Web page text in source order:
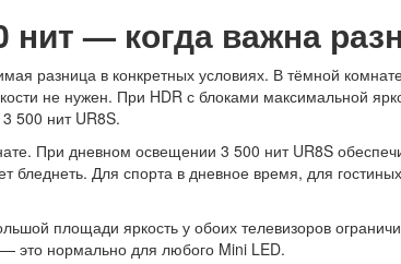
нит — когда важна
разница в конкретных условиях. В тёмной
не нужен. При HDR с блоками максимальной
500 нит UR8S.
При дневном освещении 3 500 нит UR8S
бледнеть. Для спорта в дневное время, для
площади яркость у обоих телевизоров
это нормально для любого Mini LED.